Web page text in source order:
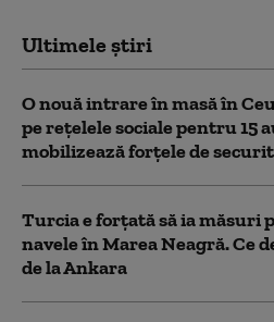
Ultimele știri
O nouă intrare în masă în
pe rețelele sociale pentru 15
mobilizează forțele de
Turcia e forțată să ia măsuri
navele în Marea Neagră. Ce
de la Ankara